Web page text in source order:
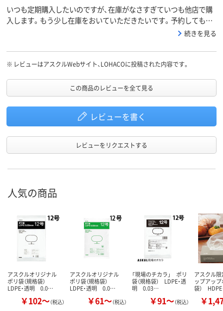
いつも定期購入したいのですが、在庫がなさすぎていつも他店で購
入します。もう少し在庫をおいていただきたいです。予約しても○
日到着予定とはあるものの到着したら即日発送なのかも不明で予定
続きを見る
※ レビューはアスクルWebサイト、LOHACOに投稿された内容です。
この商品のレビューを全て見る
レビューを書く
レビューをリクエストする
人気の商品
アスクルオリジナル
ポリ袋（規格袋）
LDPE・透明 0.0…
￥102～（税込）
アスクルオリジナル
ポリ袋（規格袋）
LDPE・透明 0.0…
￥61～（税込）
「現場のチカラ」 ポリ
袋（規格袋） LDPE・透
明 0.03…
￥91～（税込）
アスクル
ップアップ
袋）
￥